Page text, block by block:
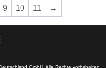
9 10 11 →